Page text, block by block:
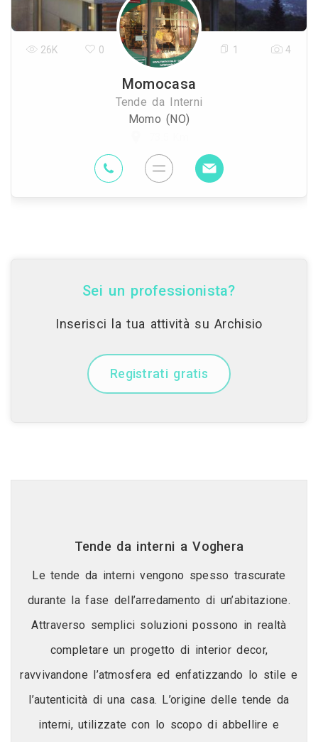
Momocasa
Tende da Interni
Momo (NO)
26K 0 1 4
Sei un professionista?
Inserisci la tua attività su Archisio
Registrati gratis
Tende da interni a Voghera
Le tende da interni vengono spesso trascurate
durante la fase dell’arredamento di un’abitazione.
Attraverso semplici soluzioni possono in realtà
completare un progetto di interior decor,
ravvivandone l’atmosfera ed enfatizzando lo stile e
l’autenticità di una casa. L’origine delle tende da
interni, utilizzate con lo scopo di abbellire e